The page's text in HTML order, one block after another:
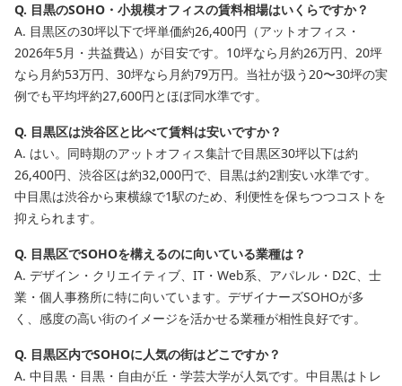
Q. 目黒のSOHO・小規模オフィスの賃料相場はいくらですか？
A. 目黒区の30坪以下で坪単価約26,400円（アットオフィス・
2026年5月・共益費込）が目安です。10坪なら月約26万円、20坪
なら月約53万円、30坪なら月約79万円。当社が扱う20〜30坪の実
例でも平均坪約27,600円とほぼ同水準です。
Q. 目黒区は渋谷区と比べて賃料は安いですか？
A. はい。同時期のアットオフィス集計で目黒区30坪以下は約
26,400円、渋谷区は約32,000円で、目黒は約2割安い水準です。
中目黒は渋谷から東横線で1駅のため、利便性を保ちつつコストを
抑えられます。
Q. 目黒区でSOHOを構えるのに向いている業種は？
A. デザイン・クリエイティブ、IT・Web系、アパレル・D2C、士
業・個人事務所に特に向いています。デザイナーズSOHOが多
く、感度の高い街のイメージを活かせる業種が相性良好です。
Q. 目黒区内でSOHOに人気の街はどこですか？
A. 中目黒・目黒・自由が丘・学芸大学が人気です。中目黒はトレ